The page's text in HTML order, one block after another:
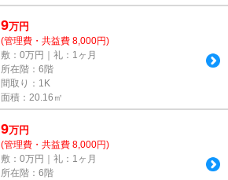
9万円
(管理費・共益費 8,000円)
敷：0万円｜礼：1ヶ月
所在階：6階
間取り：1K
面積：20.16㎡
9万円
(管理費・共益費 8,000円)
敷：0万円｜礼：1ヶ月
所在階：6階